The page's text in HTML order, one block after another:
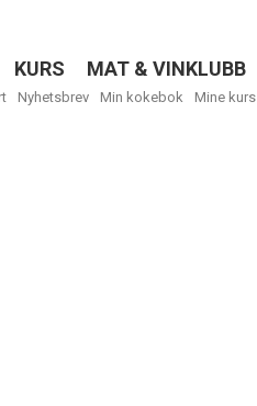
KURS MAT & VINKLUBB
Nyhetsbrev Min kokebok Mine kurs